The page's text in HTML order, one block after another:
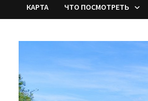
КАРТА ЧТО ПОСМОТРЕТЬ